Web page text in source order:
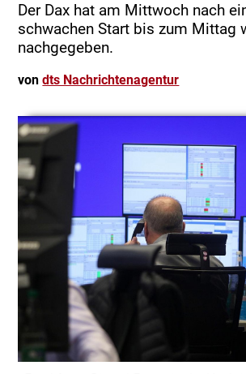
Der Dax hat am Mittwoch nach
schwachen Start bis zum Mittag
nachgegeben.
vondts Nachrichtenagentur